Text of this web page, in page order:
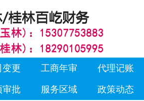
变更 工商年审 代理记账
审批 服务区域 政策动态